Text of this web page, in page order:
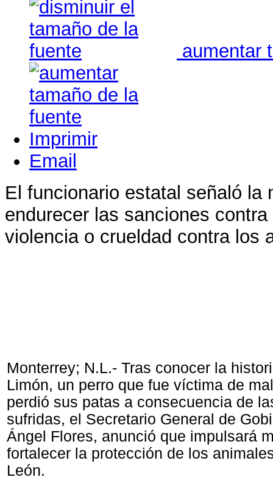
aumentar
Imprimir
Email
El funcionario estatal señaló la
endurecer las sanciones
violencia o crueldad contra los
Monterrey; N.L.- Tras conocer la
Limón, un perro que fue víctima de
perdió sus patas a consecuencia de
sufridas, el Secretario General de
Ángel Flores, anunció que impulsará
fortalecer la protección de los
León.